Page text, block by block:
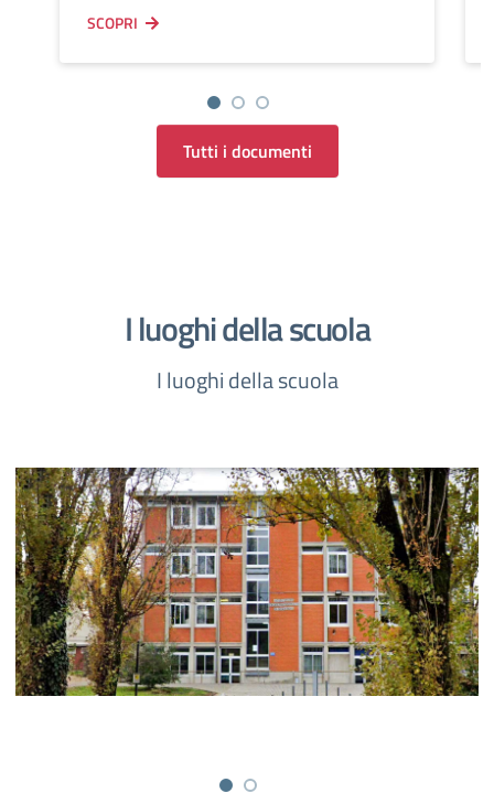
SCOPRI
Tutti i documenti
I luoghi della scuola
I luoghi della scuola